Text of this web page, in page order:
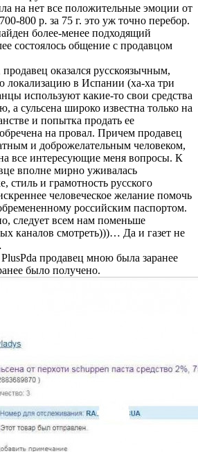
на нет все положительные эмоции от
800 р. за 75 г. это уж точно перебор.
более-менее подходящий
состоялось общение с продавцом
оказался русскоязычным,
локализацию в Испании (ха-ха три
используют какие-то свои средства
а сульсена широко известна только на
и попытка продать ее
на провал. Причем продавец
и доброжелательным человеком,
все интересующие меня вопросы. К
вполне мирно уживалась
стиль и грамотность русского
человеческое желание помочь
российским паспортом.
следует всем нам поменьше
каналов смотреть)))… Да и газет не
продавец мною была заранее
было получено.